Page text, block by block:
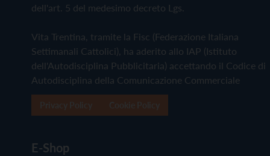
dell'art. 5 del medesimo decreto Lgs.
Vita Trentina, tramite la Fisc (Federazione Italiana
Settimanali Cattolici), ha aderito allo IAP (Istituto
dell'Autodisciplina Pubblicitaria) accettando il Codice di
Autodisciplina della Comunicazione Commerciale
E-Shop